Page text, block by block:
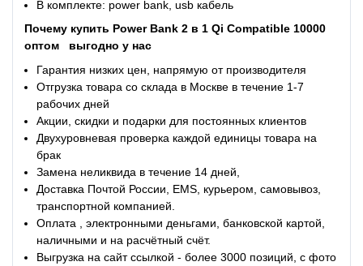
В комплекте: power bank, usb кабель
Почему купить Power Bank 2 в 1 Qi Compatible 10000
оптом
выгодно у нас
Гарантия низких цен, напрямую от производителя
Отгрузка товара со склада в Москве в течение 1-7
рабочих дней
Акции, скидки и подарки для постоянных клиентов
Двухуровневая проверка каждой единицы товара на
брак
Замена неликвида в течение 14 дней,
Доставка Почтой России, EMS, курьером, самовывоз,
транспортной компанией.
Оплата , электронными деньгами, банковской картой,
наличными и на расчётный счёт.
Выгрузка на сайт ссылкой - более 3000 позиций, с фото